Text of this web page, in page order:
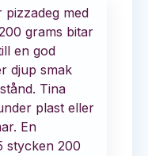
med
grams bitar
en god
djup smak
Tina
plast eller
En
stycken 200